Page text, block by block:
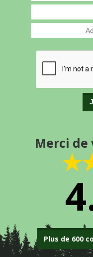
Merci
Plus de 600